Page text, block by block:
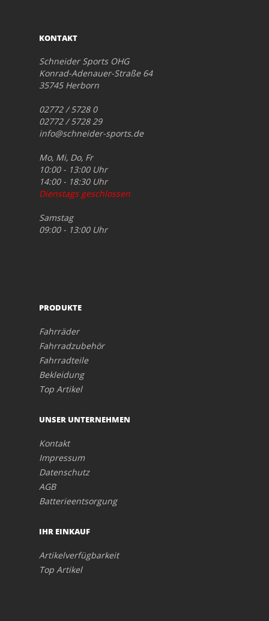
KONTAKT
Schneider Sports OHG
Konrad-Adenauer-Straße 64
35745 Herborn
02772 / 5728 0
02772 / 5728 29
info@schneider-sports.de
Mo, Mi, Do, Fr
10:00 - 13:00 Uhr
14:00 - 18:30 Uhr
Dienstags geschlossen
Samstag
09:00 - 13:00 Uhr
PRODUKTE
Fahrräder
Fahrradzubehör
Fahrradteile
Bekleidung
Top Artikel
UNSER UNTERNEHMEN
Kontakt
Impressum
Datenschutz
AGB
Batterieentsorgung
IHR EINKAUF
Artikelverfügbarkeit
Top Artikel